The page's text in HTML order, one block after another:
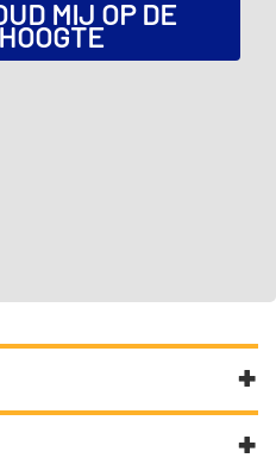
MIJ OP DE
HOOGTE